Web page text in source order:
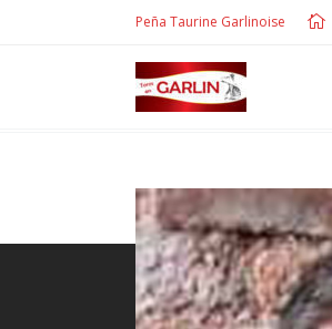
Peña Taurine Garlinoise